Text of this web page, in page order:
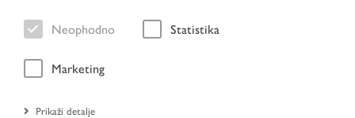
Vozilo
Početna stranica
Neophodno Statistika
Marketing
Prikaži detalje